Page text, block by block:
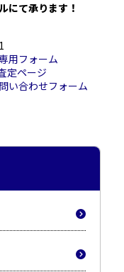
にて承ります！
用フォーム
定ページ
い合わせフォーム